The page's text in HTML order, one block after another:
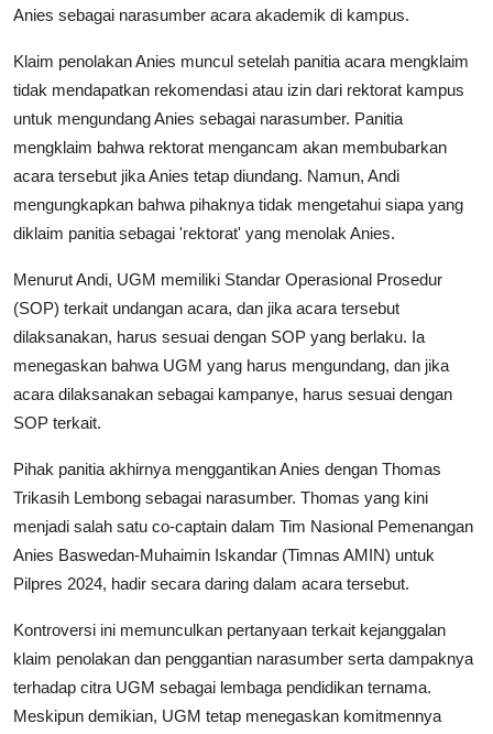
Anies sebagai narasumber acara akademik di kampus.
Klaim penolakan Anies muncul setelah panitia acara mengklaim
tidak mendapatkan rekomendasi atau izin dari rektorat kampus
untuk mengundang Anies sebagai narasumber. Panitia
mengklaim bahwa rektorat mengancam akan membubarkan
acara tersebut jika Anies tetap diundang. Namun, Andi
mengungkapkan bahwa pihaknya tidak mengetahui siapa yang
diklaim panitia sebagai 'rektorat' yang menolak Anies.
Menurut Andi, UGM memiliki Standar Operasional Prosedur
(SOP) terkait undangan acara, dan jika acara tersebut
dilaksanakan, harus sesuai dengan SOP yang berlaku. Ia
menegaskan bahwa UGM yang harus mengundang, dan jika
acara dilaksanakan sebagai kampanye, harus sesuai dengan
SOP terkait.
Pihak panitia akhirnya menggantikan Anies dengan Thomas
Trikasih Lembong sebagai narasumber. Thomas yang kini
menjadi salah satu co-captain dalam Tim Nasional Pemenangan
Anies Baswedan-Muhaimin Iskandar (Timnas AMIN) untuk
Pilpres 2024, hadir secara daring dalam acara tersebut.
Kontroversi ini memunculkan pertanyaan terkait kejanggalan
klaim penolakan dan penggantian narasumber serta dampaknya
terhadap citra UGM sebagai lembaga pendidikan ternama.
Meskipun demikian, UGM tetap menegaskan komitmennya